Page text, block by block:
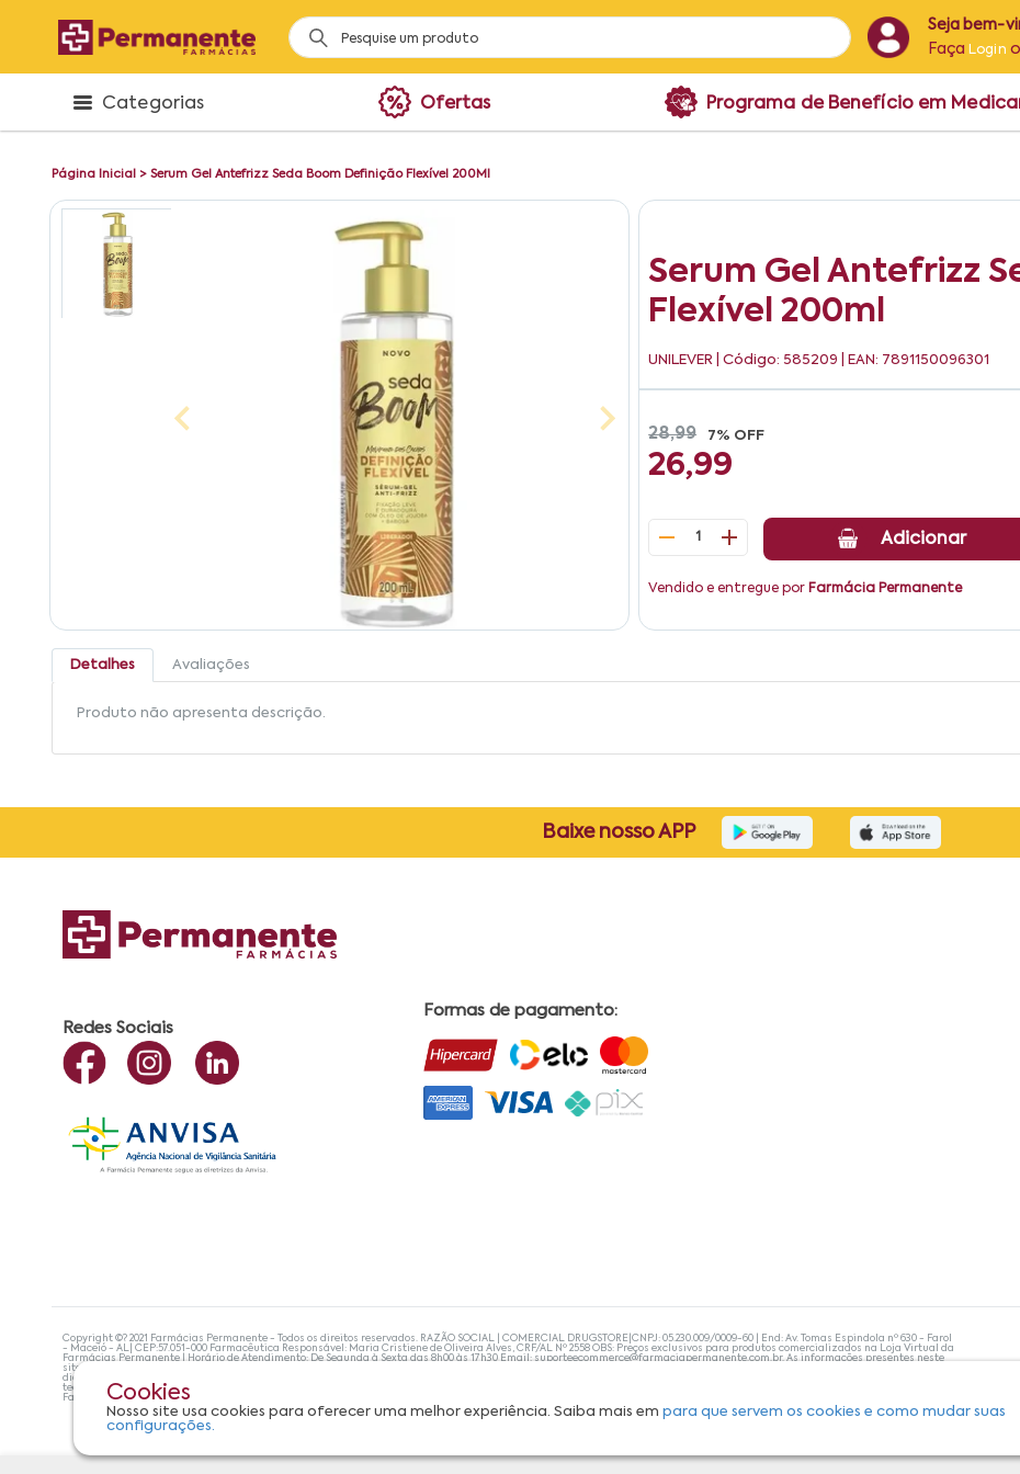
Seja bem-
Faça Login
Categorias Ofertas Programa de Benefício em
Página Inicial > Serum Gel Antefrizz Seda Boom Definição Flexível 200Ml
Serum Gel Antefrizz
Flexível 200ml
UNILEVER | Código: 585209 | EAN: 7891150096301
28,99 7% OFF
26,99
1 Adicionar
Vendido e entregue por Farmácia Permanente
Detalhes Avaliações
Produto não apresenta descrição.
Cookies
Nosso site usa cookies para oferecer uma melhor experiência. Saiba mais empara que servem os cookies e como mudar suas
configurações.
Baixe nosso APP
Redes Sociais
Formas de pagamento:
Copyright ©? 2021 Farmácias Permanente - Todos os direitos reservados. RAZÃO SOCIAL | COMERCIAL DRUGSTORE|CNPJ: 05.230.009/0009-60 | End: Av. Tomas Espindola nº 630 - Farol
- Maceió - AL| CEP:57.051-000 Farmacêutica Responsável: Maria Cristiene de Oliveira Alves, CRF/AL Nº 2558 OBS: Preços exclusivos para produtos comercializados na Loja Virtual da
Farmácias Permanente | Horário de Atendimento: De Segunda à Sexta das 8h00 às 17h30 Email: suporteecommerce@farmaciapermanente.com.br. As informações presentes neste
site não devem ser utilizadas para automedicação e, de forma alguma, substituem as orientações de um profissional da área médica. Apenas o médico está capacitado para
diagnosticar problemas de saúde e prescrever o tratamento adequado. Se os sintomas persistirem, um médico deve ser consultado. A Farmácia Permanente trabalha com as
tecnologias mais avançadas de proteção de dados, para que você possa realizar suas compras com tranquilidade. A privacidade e a segurança dos clientes são compromissos da
Farmácias Permanente. Todos os pedidos efetuados estão sujeitos à confirmação da disponibilidade de produto em nosso estoque.